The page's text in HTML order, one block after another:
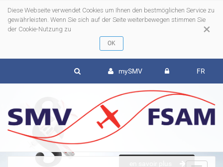
×
Diese Webseite verwendet Cookies um Ihnen den bestmöglichen Service zu
gewährleisten. Wenn Sie sich auf der Seite weiterbewegen stimmen Sie
der Cookie-Nutzung zu
mySMV FR